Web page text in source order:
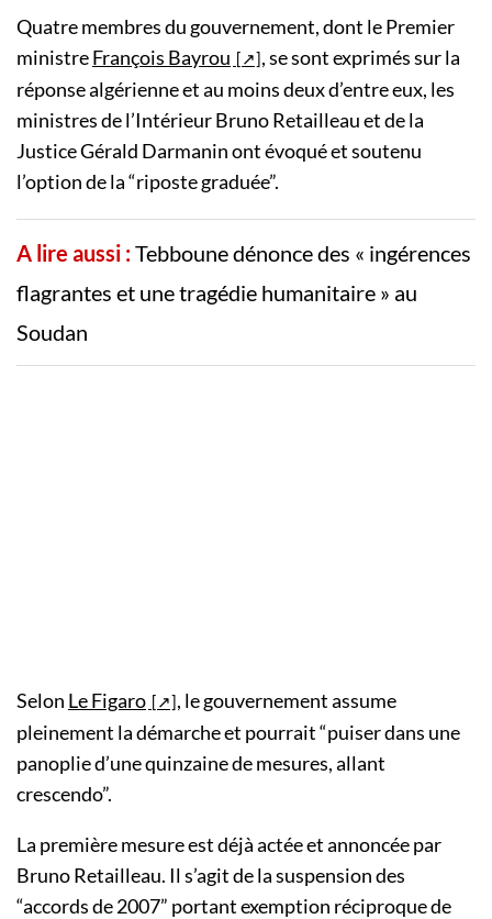
Quatre membres du gouvernement, dont le Premier
ministreFrançois Bayrou
, se sont exprimés sur la
réponse algérienne et au moins deux d’entre eux, les
ministres de l’Intérieur Bruno Retailleau et de la
Justice Gérald Darmanin ont évoqué et soutenu
l’option de la “riposte graduée”.
A lire aussi :Tebboune dénonce des « ingérences
flagrantes et une tragédie humanitaire » au
Soudan
Selon Le Figaro
, le gouvernement assume
pleinement la démarche et pourrait “puiser dans une
panoplie d’une quinzaine de mesures, allant
crescendo”.
La première mesure est déjà actée et annoncée par
Bruno Retailleau. Il s’agit de la suspension des
“accords de 2007” portant exemption réciproque de